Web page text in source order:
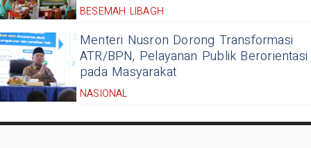
BESEMAH LIBAGH
Menteri Nusron Dorong Transformasi
ATR/BPN, Pelayanan Publik Berorientasi
pada Masyarakat
NASIONAL